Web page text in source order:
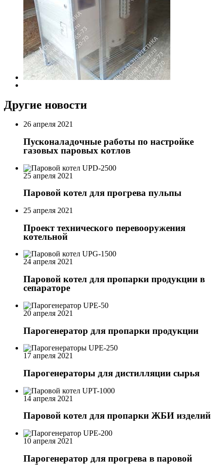
Другие новости
26 апреля 2021
Пусконаладочные работы по настройке
газовых паровых котлов
25 апреля 2021
Паровой котел для прогрева пульпы
25 апреля 2021
Проект технического перевооружения
котельной
24 апреля 2021
Паровой котел для пропарки продукции в
сепараторе
20 апреля 2021
Парогенератор для пропарки продукции
17 апреля 2021
Парогенераторы для дистилляции сырья
14 апреля 2021
Паровой котел для пропарки ЖБИ изделий
10 апреля 2021
Парогенератор для прогрева в паровой